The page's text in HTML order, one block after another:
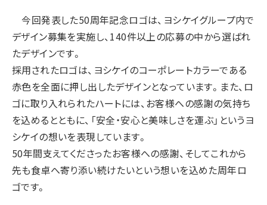
今回発表した50周年記念ロゴは、ヨシケイグループ内で
デザイン募集を実施し、140件以上の応募の中から選ばれ
たデザインです。
採用されたロゴは、ヨシケイのコーポレートカラーである
赤色を全面に押し出したデザインとなっています。また、ロ
ゴに取り入れられたハートには、お客様への感謝の気持ち
を込めるとともに、「安全・安心と美味しさを運ぶ」というヨ
シケイの想いを表現しています。
50年間支えてくださったお客様への感謝、そしてこれから
先も食卓へ寄り添い続けたいという想いを込めた周年ロ
ゴです。